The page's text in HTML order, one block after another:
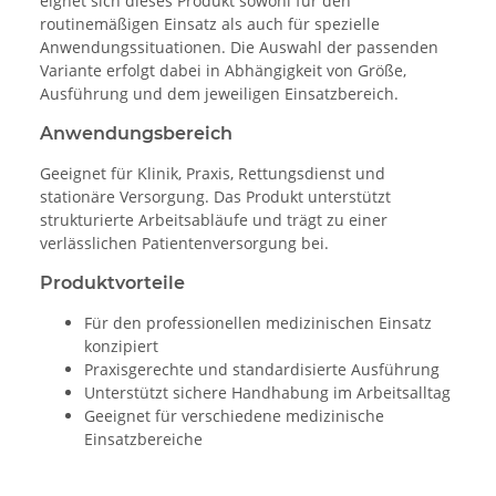
routinemäßigen Einsatz als auch für spezielle
Anwendungssituationen. Die Auswahl der passenden
Variante erfolgt dabei in Abhängigkeit von Größe,
Ausführung und dem jeweiligen Einsatzbereich.
Anwendungsbereich
Geeignet für Klinik, Praxis, Rettungsdienst und
stationäre Versorgung. Das Produkt unterstützt
strukturierte Arbeitsabläufe und trägt zu einer
verlässlichen Patientenversorgung bei.
Produktvorteile
Für den professionellen medizinischen Einsatz
konzipiert
Praxisgerechte und standardisierte Ausführung
Unterstützt sichere Handhabung im Arbeitsalltag
Geeignet für verschiedene medizinische
Einsatzbereiche